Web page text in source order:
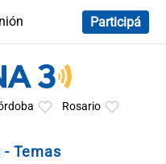
Participá
Rosario
Temas